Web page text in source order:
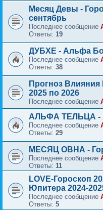
Месяц Девы -
сентябрь
Последнее сообщение
Ответы: 19
ДУБХЕ - Альфа
Последнее сообщение
Ответы: 38
Прогноз
2025 по 2026
Последнее сообщение
АЛЬФА ТЕЛЬЦА -
Последнее сообщение
Ответы: 29
МЕСЯЦ ОВНА -
Последнее сообщение
Ответы: 11
LOVE-Гороскоп
Юпитера 2024-
Последнее сообщение
Ответы: 5